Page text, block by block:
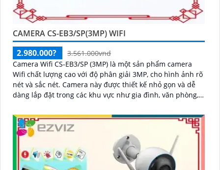
CAMERA CS-EB3/SP(3MP) WIFI
2.980.000?
3.561.000vnd
Camera Wifi CS-EB3/SP (3MP) là một sản phẩm camera
Wifi chất lượng cao với độ phân giải 3MP, cho hình ảnh rõ
nét và sắc nét. Camera này được thiết kế nhỏ gọn và dễ
dàng lắp đặt trong các khu vực như gia đình, văn phòng,